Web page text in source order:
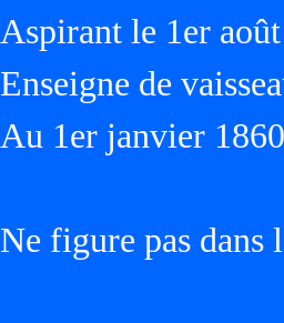
Aspirant le 1er
Enseigne de
Au 1er janvier
Ne figure pas dans